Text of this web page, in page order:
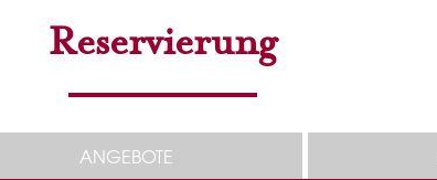
Reservierung
ANGEBOTE